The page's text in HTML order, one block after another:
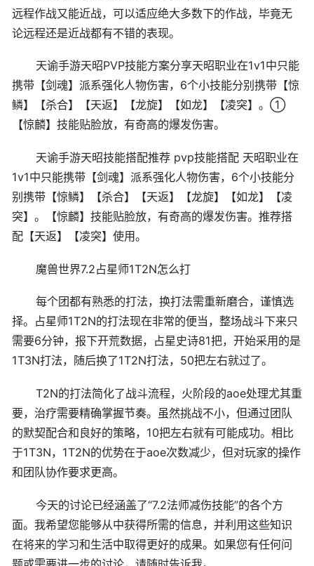
远程作战又能近战，可以适应绝大多数下的作战，毕竟无
论远程还是近战都有不错的表现。
天谕手游天昭PVP技能方案分享天昭职业在1v1中只能
携带【剑魂】派系强化人物伤害，6个小技能分别携带【惊
鳞】【杀合】【天返】【龙旋】【如龙】【凌突】。①
【惊麟】技能贴脸放，有奇高的爆发伤害。
天谕手游天昭技能搭配推荐 pvp技能搭配 天昭职业在
1v1中只能携带【剑魂】派系强化人物伤害，6个小技能分
别携带【惊鳞】【杀合】【天返】【龙旋】【如龙】【凌
突】。【惊麟】技能贴脸放，有奇高的爆发伤害。推荐搭
配【天返】【凌突】使用。
魔兽世界7.2占星师1T2N怎么打
每个团都有熟悉的打法，换打法需重新磨合，谨慎选
择。占星师1T2N的打法现在非常的便当，整场战斗下来只
需要6分钟，报下开荒数据，占星史诗81把，开始采用的是
1T3N打法，随后换了1T2N打法，50把左右就过了。
T2N的打法简化了战斗流程，火阶段的aoe处理尤其重
要，治疗需要精确掌握节奏。虽然挑战不小，但通过团队
的默契配合和良好的策略，10把左右就有可能成功。相比
于1T3N，1T2N的优势在于aoe次数减少，但对玩家的操作
和团队协作要求更高。
今天的讨论已经涵盖了“7.2法师减伤技能”的各个方
面。我希望您能够从中获得所需的信息，并利用这些知识
在将来的学习和生活中取得更好的成果。如果您有任何问